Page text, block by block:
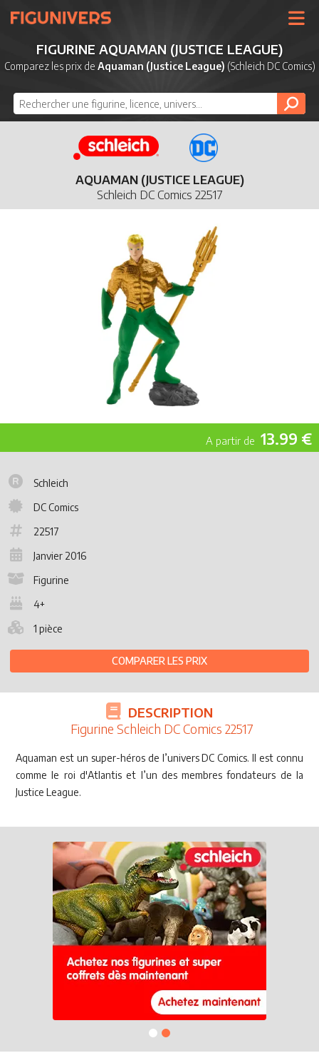
UNIVERS
LICENCES
NOUVEAUTÉS
DERNIERS AJOUTS
FIGURINE AQUAMAN (JUSTICE LEAGUE)
Comparez les prix de Aquaman (Justice League) (Schleich DC Comics)
AQUAMAN (JUSTICE LEAGUE)
Schleich DC Comics 22517
13.99 €
Schleich
DC Comics
22517
Janvier 2016
Figurine
4+
1 pièce
COMPARER LES PRIX
DESCRIPTION
Figurine Schleich DC Comics 22517
Aquaman est un super-héros de l’univers DC Comics. Il est connu
comme le roi d'Atlantis et l’un des membres fondateurs de la
Justice League.